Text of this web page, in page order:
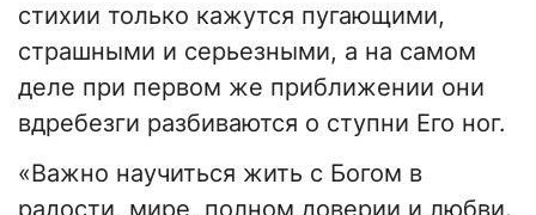
стихии только кажутся пугающими,
страшными и серьезными, а на самом
деле при первом же приближении они
вдребезги разбиваются о ступни Его ног.
«Важно научиться жить с Богом в